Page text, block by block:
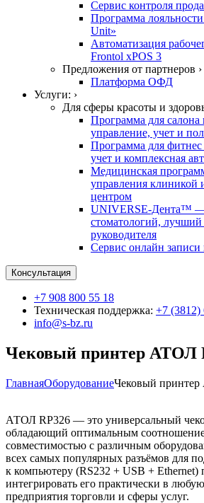
Сервис контроля
Программа
Unit»
Автоматизация
Frontol xPOS 3
Предложения от партнеров ›
Платформа ОФД
Услуги: ›
Для сферы красоты и
Программа для
управление, учет и
Программа для
учет и комплексная
Медицинская
управления
центром
UNIVERSE-Дента™ —
стоматологий,
руководителя
Сервис онлайн записи
Консультация
+7 908 800 55 18
Техническая поддержка: +7 (3812)
info@s-bz.ru
Чековый принтер АТОЛ
ГлавнаяОборудованиеЧековый
АТОЛ RP326 — это универсальный
обладающий оптимальным
совместимостью с различным
всех самых популярных разъёмов для
к компьютеру (RS232 + USB + Ethernet)
интегрировать его практически в
предприятия торговли и сферы услуг.